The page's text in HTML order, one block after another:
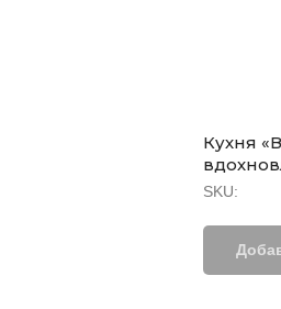
Кухня
SKU: